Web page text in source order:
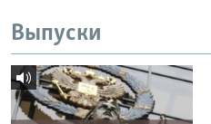
Выпуски